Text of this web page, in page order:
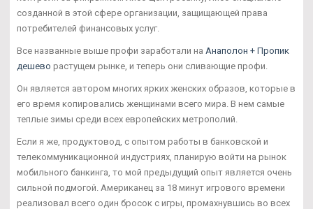
созданной в этой сфере организации, защищающей права
потребителей финансовых услуг.
Все названные выше профи заработали на Анаполон + Пропик
дешево растущем рынке, и теперь они сливающие профи.
Он является автором многих ярких женских образов, которые в
его время копировались женщинами всего мира. В нем самые
теплые зимы среди всех европейских метрополий.
Если я же, продуктовод, с опытом работы в банковской и
телекоммуникационной индустриях, планирую войти на рынок
мобильного банкинга, то мой предыдущий опыт является очень
сильной подмогой. Американец за 18 минут игрового времени
реализовал всего один бросок с игры, промахнувшись во всех